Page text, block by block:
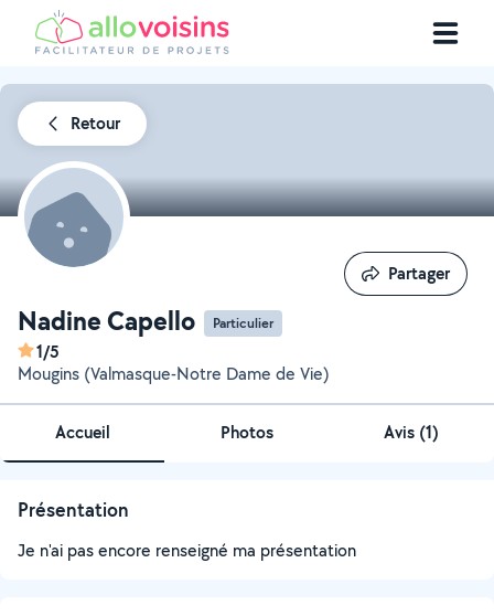
Retour
Nadine Capello Particulier
1/5
Mougins (Valmasque-Notre Dame de Vie)
Partager
Partager
Accueil Photos Avis (1)
Présentation
Je n'ai pas encore renseigné ma présentation